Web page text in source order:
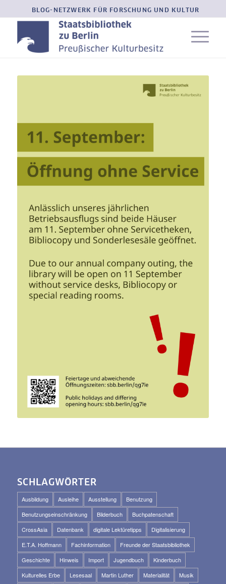
BLOG-NETZWERK FÜR FORSCHUNG UND KULTUR
SCHLAGWÖRTER
Ausbildung Ausleihe Ausstellung
Benutzung
Benutzungseinschränkung
Bilderbuch
Buchpatenschaft
CrossAsia
Datenbank digitale Lektüretipps
Digitalisierung
E.T.A. Hoffmann
Fachinformation
Freunde der Staatsbibliothek
Geschichte
Hinweis Import Jugendbuch
Kinderbuch
Kulturelles Erbe
Lesesaal Martin Luther Materialität
Musik